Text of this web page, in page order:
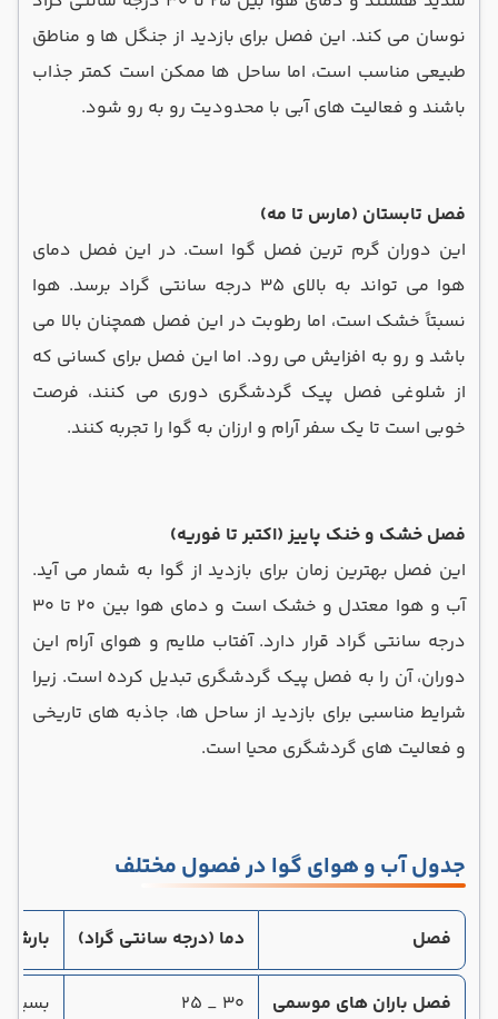
نوسان می ‌کند. این فصل برای بازدید از جنگل ‌ها و مناطق
طبیعی مناسب است، اما ساحل ‌ها ممکن است کمتر جذاب
باشند و فعالیت های آبی با محدودیت رو به رو شود.
فصل تابستان (مارس تا مه)
این دوران گرم‌ ترین فصل گوا است. در این فصل دمای
هوا می ‌تواند به بالای 35 درجه سانتی گراد برسد. هوا
نسبتاً خشک است، اما رطوبت در این فصل همچنان بالا می
باشد و رو به افزایش می رود. اما این فصل برای کسانی که
از شلوغی فصل پیک گردشگری دوری می ‌کنند، فرصت
خوبی است تا یک سفر آرام و ارزان به گوا را تجربه کنند.
فصل خشک و خنک پاییز (اکتبر تا فوریه)
این فصل بهترین زمان برای بازدید از گوا به شمار می ‌آید.
آب و هوا معتدل و خشک است و دمای هوا بین 20 تا 30
درجه سانتی گراد قرار دارد. آفتاب ملایم و هوای آرام این
دوران، آن را به فصل پیک گردشگری تبدیل کرده است. زیرا
شرایط مناسبی برای بازدید از ساحل ‌ها، جاذبه ‌های تاریخی
و فعالیت‌ های گردشگری محیا است.
جدول آب و هوای گوا در فصول مختلف
فصل دما (درجه سانتی ‌گراد) بارش
فصل باران های موسمی 30 _ 25 بسیار